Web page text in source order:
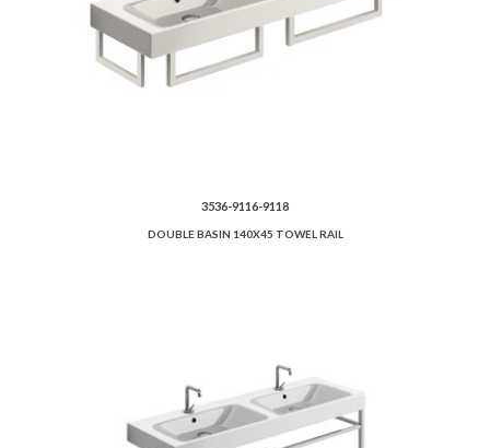
3536-9116-9118
DOUBLE BASIN 140X45 TOWEL RAIL